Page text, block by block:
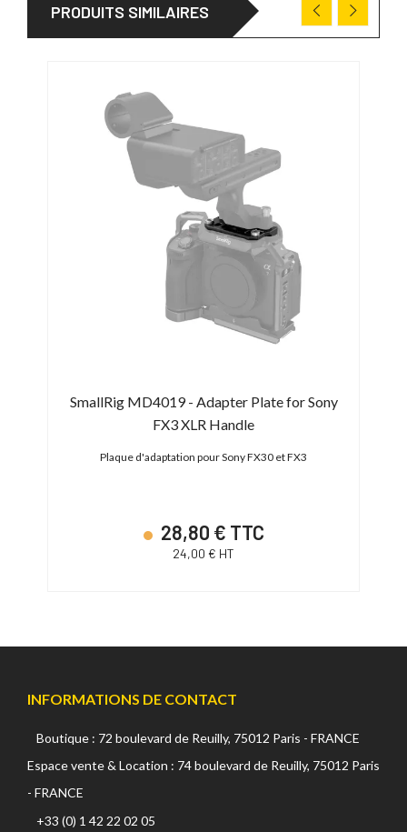
PRODUITS SIMILAIRES
SmallRig MD4019 - Adapter Plate for Sony
FX3 XLR Handle
Plaque d'adaptation pour Sony FX30 et FX3
28,80 € TTC
24,00 € HT
INFORMATIONS DE CONTACT
Boutique : 72 boulevard de Reuilly, 75012 Paris - FRANCE
Espace vente & Location : 74 boulevard de Reuilly, 75012 Paris
- FRANCE
+33 (0) 1 42 22 02 05